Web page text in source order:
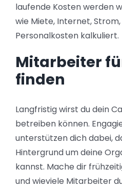
laufende Kosten werden
wie Miete, Internet,
Personalkosten kalkuliert.
Mitarbeiter
finden
Langfristig wirst du dein
betreiben können.
unterstützen dich dabei,
Hintergrund um deine
kannst. Mache dir
und wieviele Mitarbeiter